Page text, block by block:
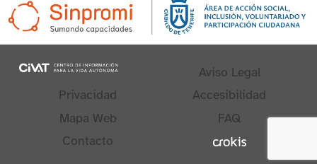
Aviso Legal
Privacidad
Accesibilidad
Mapa Web
FAQ
Contacto